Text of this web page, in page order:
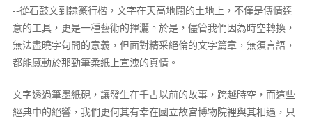
--從石鼓文到隸篆行楷，文字在天高地闊的土地上，不僅是傳情達
意的工具，更是一種藝術的揮灑。於是，儘管我們因為時空轉換，
無法盡曉字句間的意義，但面對精采絕倫的文字篇章，無須言語，
都能感動於那勁筆柔紙上宣洩的真情。
文字透過筆墨紙硯，讓發生在千古以前的故事，跨越時空，而這些
經典中的絕響，我們更何其有幸在國立故宮博物院裡與其相遇，只